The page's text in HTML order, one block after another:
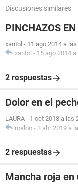
Discusiones similares
PINCHAZOS
xantol - 11 ago 2014 a las
xantol - 15 ago 2014
2 respuestas
Dolor en el
LAURA - 1 oct 2018 a las
roaloo - 3 abr 2019 a
2 respuestas
Mancha roja en